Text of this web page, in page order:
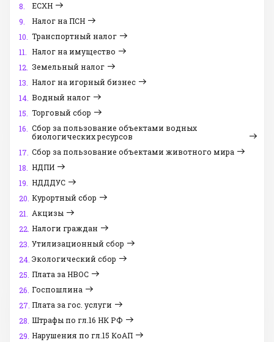
8.
ЕСХН
9.
Налог на ПСН
10. Транспортный налог
11. Налог на имущество
12. Земельный налог
13. Налог на игорный бизнес
14. Водный налог
15. Торговый сбор
16. Сбор за пользование объектами водных
биологических ресурсов
17. Сбор за пользование объектами животного мира
18. НДПИ
19. НДДДУС
20. Курортный сбор
21. Акцизы
22. Налоги граждан
23. Утилизационный сбор
24. Экологический сбор
25. Плата за НВОС
26. Госпошлина
27. Плата за гос. услуги
28. Штрафы по гл.16 НК РФ
29. Нарушения по гл.15 КоАП